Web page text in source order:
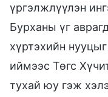
үргэлжлүүлэн
Бурханы үг
хүртэхийн
иймээс Төгс
тухай юу гэж